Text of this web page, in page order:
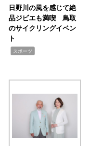
日野川の風を感じて絶
品ジビエも満喫 鳥取
のサイクリングイベン
ト
スポーツ